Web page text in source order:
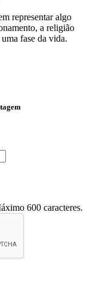
representar algo
a religião
fase da vida.
600 caracteres.